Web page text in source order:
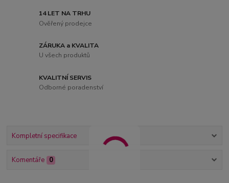
14 LET NA TRHU
Ověřený prodejce
ZÁRUKA a KVALITA
U všech produktů
KVALITNÍ SERVIS
Odborné poradenství
Kompletní specifikace
Komentáře 0